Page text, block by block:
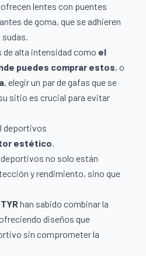
lentes con puentes
de goma, que se adhieren
sudas.
alta intensidad como el
puedes comprar estos, o
, elegir un par de gafas que se
sitio es crucial para evitar
deportivos
estético.
deportivos no solo están
y rendimiento, sino que
TYRhan sabido combinar la
diseños que
sin comprometer la